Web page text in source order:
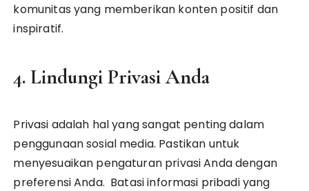
komunitas yang memberikan konten positif dan
inspiratif.
4. Lindungi Privasi Anda
Privasi adalah hal yang sangat penting dalam
penggunaan sosial media. Pastikan untuk
menyesuaikan pengaturan privasi Anda dengan
preferensi Anda. Batasi informasi pribadi yang